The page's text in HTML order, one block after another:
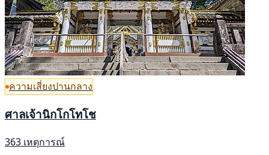
ความเสี่ยงปานกลาง
ศาลเจ้านิกโกโทโช
363 เหตุการณ์